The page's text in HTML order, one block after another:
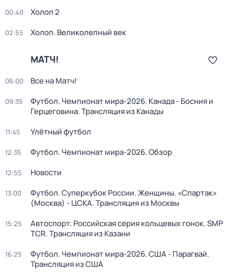
00:40 Холоп 2
02:55 Холоп. Великолепный век
МАТЧ!
06:00 Все на Матч!
09:35
Футбол. Чемпионат мира-2026. Канада - Босния и
Герцеговина. Трансляция из Канады
11:45 Улётный футбол
12:35 Футбол. Чемпионат мира-2026. Обзор
12:55 Новости
13:00
Футбол. Суперкубок России. Женщины. «Спартак»
(Москва) - ЦСКА. Трансляция из Москвы
15:25
Автоспорт. Российская серия кольцевых гонок. SMP
TCR. Трансляция из Казани
16:25
Футбол. Чемпионат мира-2026. США - Парагвай.
Трансляция из США